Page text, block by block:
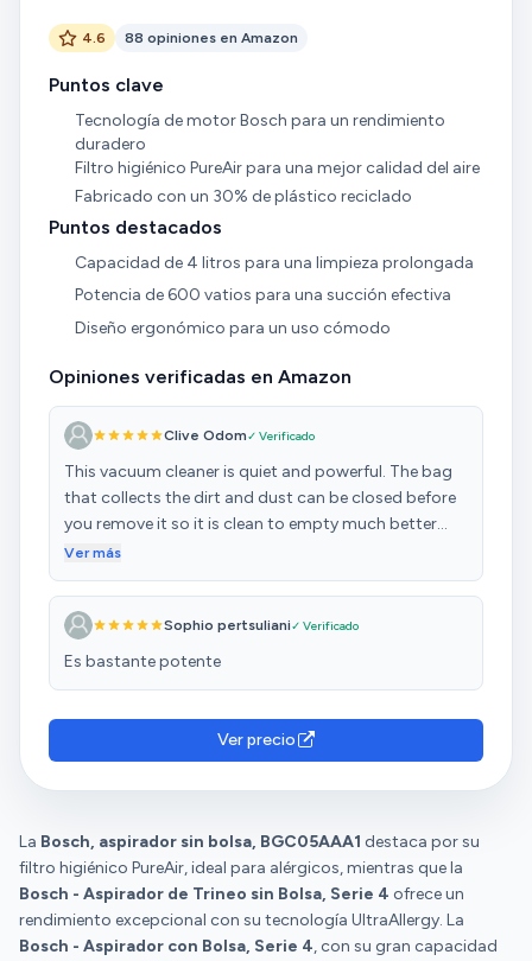
4.6 88 opiniones en Amazon
Puntos clave
Tecnología de motor Bosch para un rendimiento
duradero
Filtro higiénico PureAir para una mejor calidad del aire
Fabricado con un 30% de plástico reciclado
Puntos destacados
Capacidad de 4 litros para una limpieza prolongada
Potencia de 600 vatios para una succión efectiva
Diseño ergonómico para un uso cómodo
Opiniones verificadas en Amazon
Clive Odom✓ Verificado
This vacuum cleaner is quiet and powerful. The bag
that collects the dirt and dust can be closed before
you remove it so it is clean to empty much better
than the previous "bag less" vacuum cleaner that we
dust everywhere when we tried to empty it. There is a
washable filter as well.
Ver más
Sophio pertsuliani✓ Verificado
Es bastante potente
Ver precio
La Bosch, aspirador sin bolsa, BGC05AAA1 destaca por su
filtro higiénico PureAir, ideal para alérgicos, mientras que la
Bosch - Aspirador de Trineo sin Bolsa, Serie 4 ofrece un
rendimiento excepcional con su tecnología UltraAllergy. La
Bosch - Aspirador con Bolsa, Serie 4, con su gran capacidad